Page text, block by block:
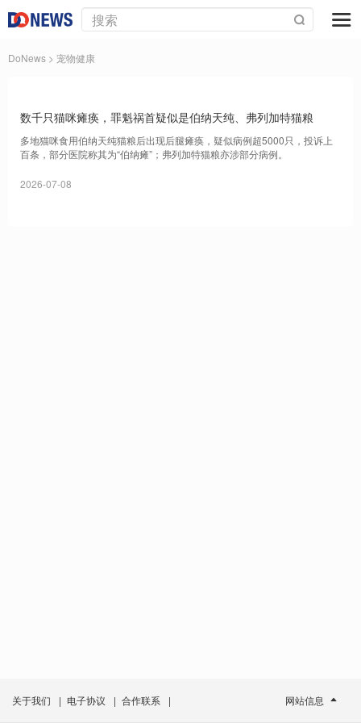
DoNews > 宠物健康
数千只猫咪瘫痪，罪魁祸首疑似是伯纳天纯、弗列加特猫粮
多地猫咪食用伯纳天纯猫粮后出现后腿瘫痪，疑似病例超5000只，投诉上
百条，部分医院称其为“伯纳瘫”；弗列加特猫粮亦涉部分病例。
2026-07-08
关于我们 | 电子协议 | 合作联系 | 网站信息